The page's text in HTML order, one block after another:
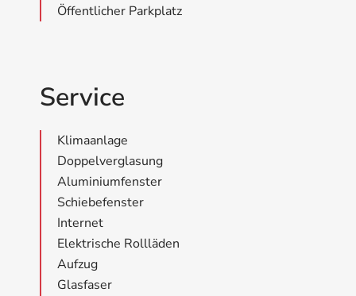
Öffentlicher Parkplatz
Service
Klimaanlage
Doppelverglasung
Aluminiumfenster
Schiebefenster
Internet
Elektrische Rollläden
Aufzug
Glasfaser